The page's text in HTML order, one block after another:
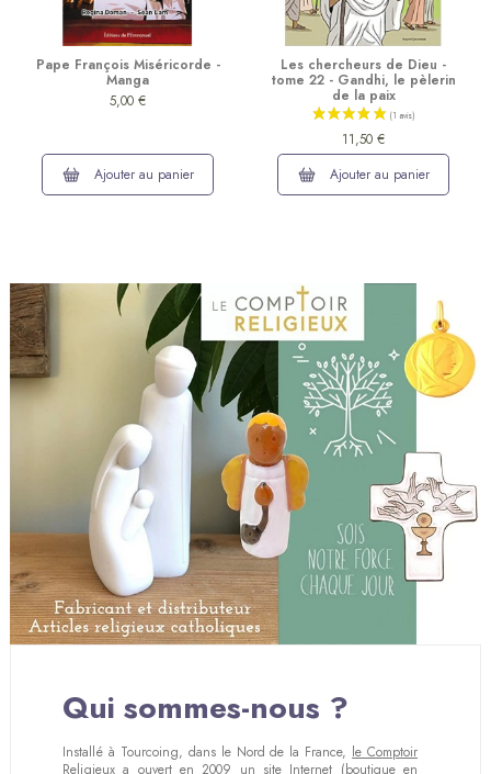
Pape François Miséricorde -
Manga
5,00 €
Ajouter au panier
Les chercheurs de Dieu -
tome 22 - Gandhi, le pèlerin
de la paix
11,50 €
Ajouter au panier
Qui sommes-nous ?
Installé à Tourcoing, dans le Nord de la France, le Comptoir
Religieux a ouvert en 2009 un site Internet (boutique en